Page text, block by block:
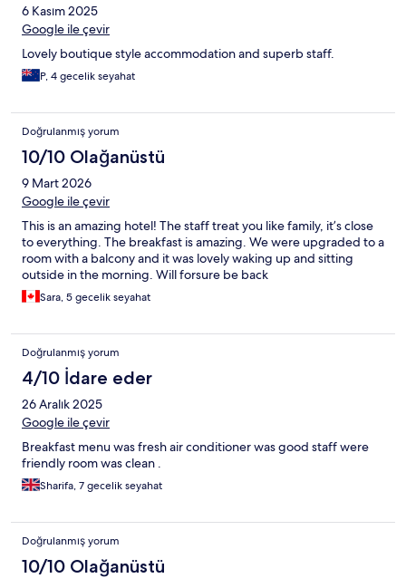
6 Kasım 2025
Google ile çevir
Lovely boutique style accommodation and superb staff.
P, 4 gecelik seyahat
Doğrulanmış yorum
10/10 Olağanüstü
9 Mart 2026
Google ile çevir
This is an amazing hotel! The staff treat you like family, it’s close
to everything. The breakfast is amazing. We were upgraded to a
room with a balcony and it was lovely waking up and sitting
outside in the morning. Will forsure be back
Sara, 5 gecelik seyahat
Doğrulanmış yorum
4/10 İdare eder
26 Aralık 2025
Google ile çevir
Breakfast menu was fresh air conditioner was good staff were
friendly room was clean .
Sharifa, 7 gecelik seyahat
Doğrulanmış yorum
10/10 Olağanüstü